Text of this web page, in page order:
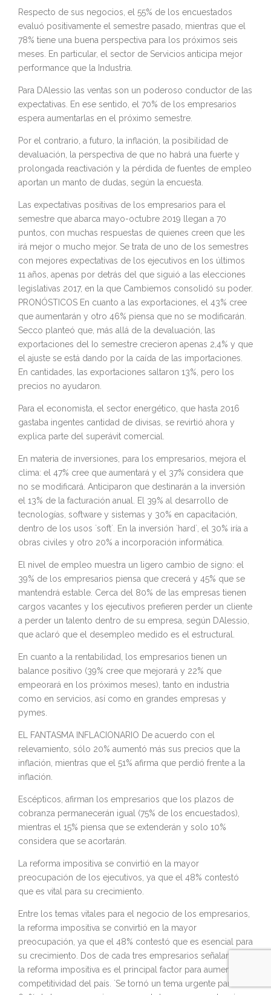
Respecto de sus negocios, el 55% de los encuestados
evaluó positivamente el semestre pasado, mientras que el
78% tiene una buena perspectiva para los próximos seis
meses. En particular, el sector de Servicios anticipa mejor
performance que la Industria.
Para DAlessio las ventas son un poderoso conductor de las
expectativas. En ese sentido, el 70% de los empresarios
espera aumentarlas en el próximo semestre.
Por el contrario, a futuro, la inflación, la posibilidad de
devaluación, la perspectiva de que no habrá una fuerte y
prolongada reactivación y la pérdida de fuentes de empleo
aportan un manto de dudas, según la encuesta.
Las expectativas positivas de los empresarios para el
semestre que abarca mayo-octubre 2019 llegan a 70
puntos, con muchas respuestas de quienes creen que les
irá mejor o mucho mejor. Se trata de uno de los semestres
con mejores expectativas de los ejecutivos en los últimos
11 años, apenas por detrás del que siguió a las elecciones
legislativas 2017, en la que Cambiemos consolidó su poder.
PRONÓSTICOS En cuanto a las exportaciones, el 43% cree
que aumentarán y otro 46% piensa que no se modificarán.
Secco planteó que, más allá de la devaluación, las
exportaciones del Io semestre crecieron apenas 2,4% y que
el ajuste se está dando por la caída de las importaciones.
En cantidades, las exportaciones saltaron 13%, pero los
precios no ayudaron.
Para el economista, el sector energético, que hasta 2016
gastaba ingentes cantidad de divisas, se revirtió ahora y
explica parte del superávit comercial.
En materia de inversiones, para los empresarios, mejora el
clima: el 47% cree que aumentará y el 37% considera que
no se modificará. Anticiparon que destinarán a la inversión
el 13% de la facturación anual. El 39% al desarrollo de
tecnologías, software y sistemas y 30% en capacitación,
dentro de los usos `soft`. En la inversión `hard`, el 30% iría a
obras civiles y otro 20% a incorporación informática.
El nivel de empleo muestra un ligero cambio de signo: el
39% de los empresarios piensa que crecerá y 45% que se
mantendrá estable. Cerca del 80% de las empresas tienen
cargos vacantes y los ejecutivos prefieren perder un cliente
a perder un talento dentro de su empresa, según DAlessio,
que aclaró que el desempleo medido es el estructural.
En cuanto a la rentabilidad, los empresarios tienen un
balance positivo (39% cree que mejorará y 22% que
empeorará en los próximos meses), tanto en industria
como en servicios, así como en grandes empresas y
pymes.
EL FANTASMA INFLACIONARIO De acuerdo con el
relevamiento, sólo 20% aumentó más sus precios que la
inflación, mientras que el 51% afirma que perdió frente a la
inflación.
Escépticos, afirman los empresarios que los plazos de
cobranza permanecerán igual (75% de los encuestados),
mientras el 15% piensa que se extenderán y solo 10%
considera que se acortarán.
La reforma impositiva se convirtió en la mayor
preocupación de los ejecutivos, ya que el 48% contestó
que es vital para su crecimiento.
Entre los temas vitales para el negocio de los empresarios,
la reforma impositiva se convirtió en la mayor
preocupación, ya que el 48% contestó que es esencial para
su crecimiento. Dos de cada tres empresarios señalan que
la reforma impositiva es el principal factor para aumentar la
competitividad del país. `Se tornó un tema urgente para el